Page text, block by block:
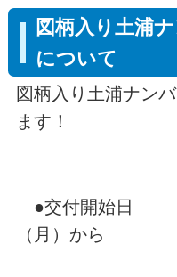
図柄入り土浦
について
図柄入り土浦ナン
ます！
●交付開始日
（月）から